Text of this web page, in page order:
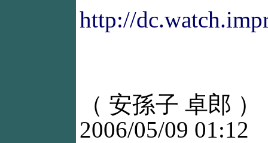
http://
（ 安孫子 卓郎 ）
2006/05/09 01:12